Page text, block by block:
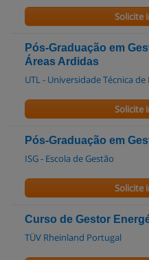
Solicite
Pós-Graduação em
Áreas Ardidas
UTL - Universidade Técnica de
Solicite
Pós-Graduação em
ISG - Escola de Gestão
Solicite
Curso de Gestor
TÜV Rheinland Portugal